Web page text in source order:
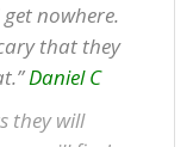
nowhere.
that they
Daniel C
they will